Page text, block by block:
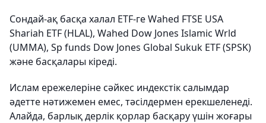
Сондай-ақ басқа халал ETF-ге Wahed FTSE USA
Shariah ETF (HLAL), Wahed Dow Jones Islamic Wrld
(UMMA), Sp funds Dow Jones Global Sukuk ETF (SPSK)
және басқалары кіреді.
Ислам ережелеріне сәйкес индекстік салымдар
әдетте нәтижемен емес, тәсілдермен ерекшеленеді.
Алайда, барлық дерлік қорлар басқару үшін жоғары